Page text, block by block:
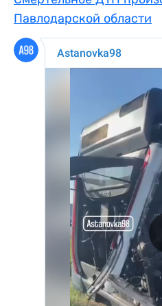
Павлодарской области